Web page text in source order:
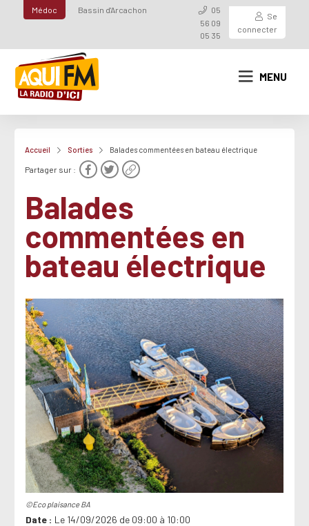
Médoc Bassin d'Arcachon
05
56 09
05 35
Se
connecter
MENU
Accueil Sorties Balades commentées en bateau électrique
Partager sur :
Balades
commentées en
bateau électrique
©Eco plaisance BA
Date
Le 14/09/2026 de 09:00 à 10:00